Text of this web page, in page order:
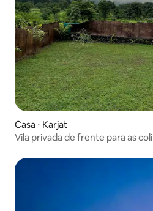
Casa ⋅ Karjat
Vila privada de frente para as